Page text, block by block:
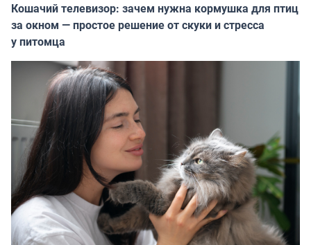
Кошачий телевизор: зачем нужна кормушка для птиц
за окном — простое решение от скуки и стресса
у питомца